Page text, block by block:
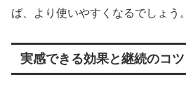
ば、より使いやすくなるでしょう。
実感できる効果と継続のコツ